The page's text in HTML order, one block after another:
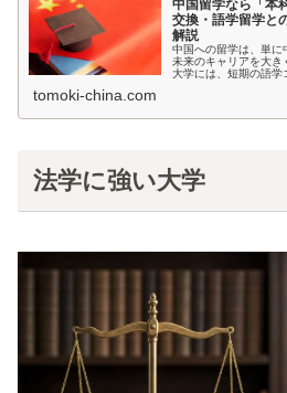
中国留学なら「本
交換・語学留学と
解説
中国への留学は、単に
未来のキャリアを大き
大学には、短期の語学
tomoki-china.com
法学に強い大学